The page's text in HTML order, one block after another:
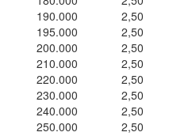
190.000
2,50
195.000
2,50
200.000
2,50
210.000
2,50
220.000
2,50
230.000
2,50
240.000
2,50
250.000
2,50